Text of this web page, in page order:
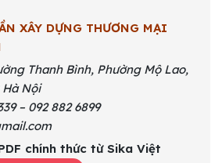
XÂY DỰNG THƯƠNG MẠI
Thanh Bình, Phường Mộ Lao,
Nội
– 092 882 6899
chính thức từ Sika Việt